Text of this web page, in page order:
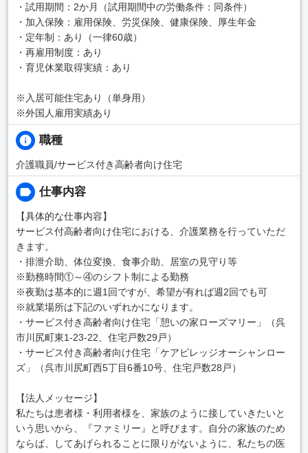
・試用期間：2か月（試用期間中の労働条件：同条件）
・加入保険：雇用保険、労災保険、健康保険、厚生年金
・定年制：あり（一律60歳）
・再雇用制度：あり
・育児休業取得実績：あり
※入居可能住宅あり（単身用）
※外国人雇用実績あり
職種
介護職員/サービス付き高齢者向け住宅
仕事内容
【具体的な仕事内容】
サービス付高齢者向け住宅における、介護業務を行っていただ
きます。
・排泄介助、体位変換、食事介助、居室の見守り等
※勤務時間①～④のシフト制による勤務
※夜勤は基本的に週1回ですが、希望が有れば週2回でも可
※就業場所は下記のいずれかになります。
・サービス付き高齢者向け住宅「憩いの家ローズマリー」（呉
市川尻町東1-23-22、住宅戸数29戸）
・サービス付き高齢者向け住宅「ケアビレッジオーシャンロー
ズ」（呉市川尻町西5丁目6番10号、住宅戸数28戸）
【法人メッセージ】
私たちは患者様・利用者様を、家族のように接していきたいと
いう思いから、『ファミリー』と呼びます。自分の家族のため
ならば、してあげられることに限りがないように、私たちの医